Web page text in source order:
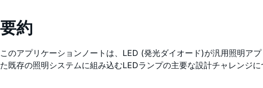
要約
このアプリケーションノートは、LED (発光ダイオード)が汎用照明ア
た既存の照明システムに組み込むLEDランプの主要な設計チャレンジに